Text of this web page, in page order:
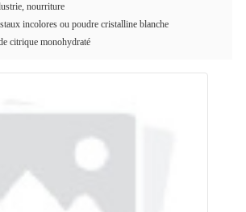
nourriture
incolores ou poudre cristalline blanche
citrique monohydraté